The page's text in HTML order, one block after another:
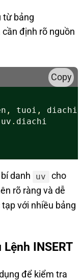
từ bảng
cần định rõ nguồn
Copy
, tuoi , diachi
uv . diachi
danh uv
cho
rõ ràng và dễ
với nhiều bảng
INSERT
để kiểm tra